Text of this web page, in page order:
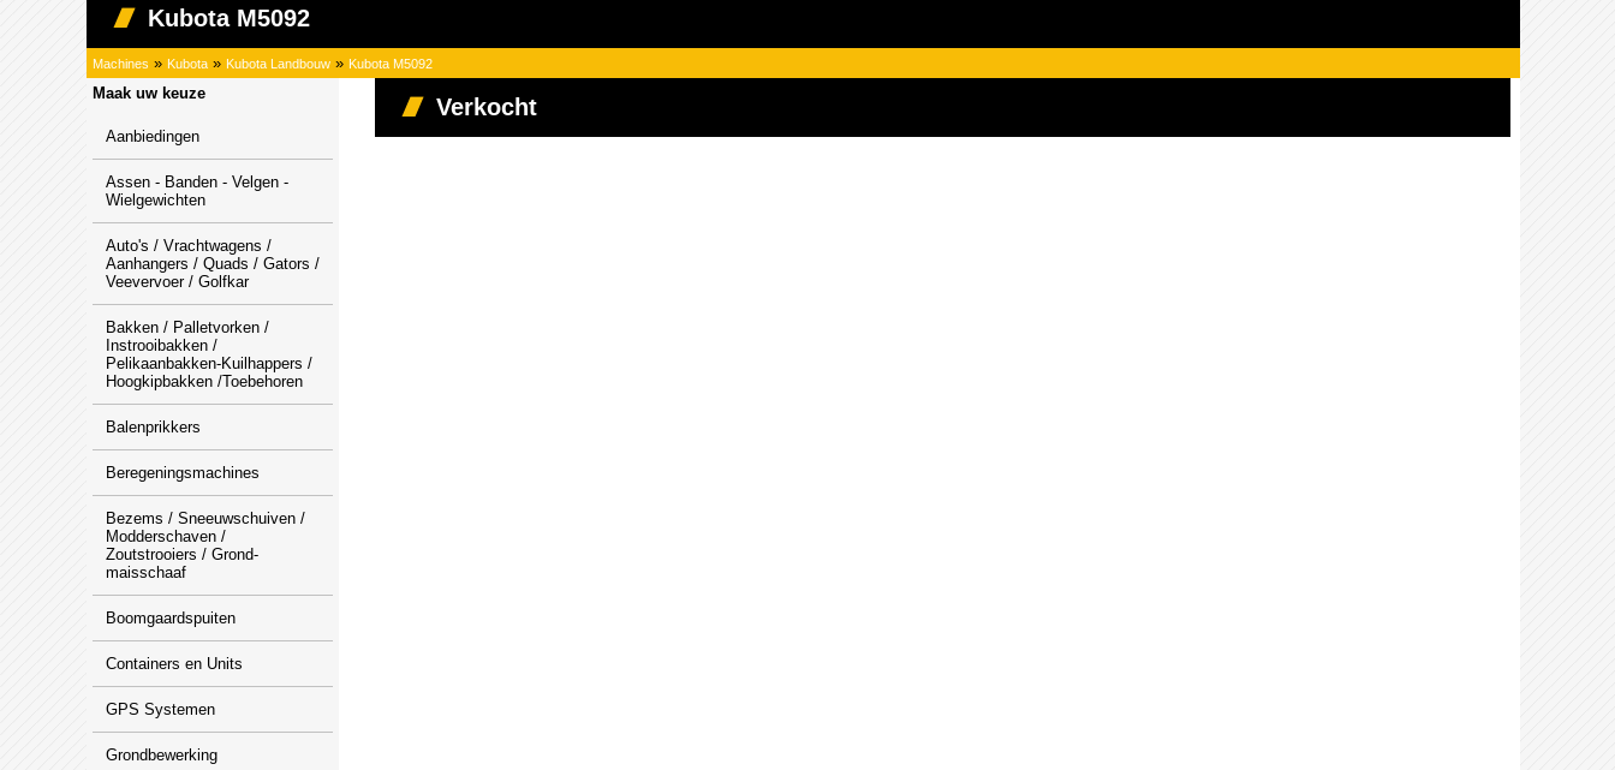
Kubota M5092
Machines » Kubota » Kubota Landbouw » Kubota M5092
Maak uw keuze
Aanbiedingen
Assen - Banden - Velgen -
Wielgewichten
Auto's / Vrachtwagens /
Aanhangers / Quads / Gators /
Veevervoer / Golfkar
Bakken / Palletvorken /
Instrooibakken /
Pelikaanbakken-Kuilhappers /
Hoogkipbakken /Toebehoren
Balenprikkers
Beregeningsmachines
Bezems / Sneeuwschuiven /
Modderschaven /
Zoutstrooiers / Grond-
maisschaaf
Boomgaardspuiten
Containers en Units
GPS Systemen
Grondbewerking
Verkocht